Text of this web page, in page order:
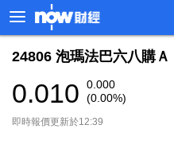
24806 泡瑪法巴六八購Ａ
0.010
0.000
(0.00%)
即時報價更新於12:39